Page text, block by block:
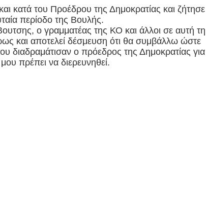
κατά του Προέδρου της Δημοκρατίας και ζήτησε
περίοδο της Βουλής.
ο γραμματέας της ΚΟ και άλλοι σε αυτή τη
και αποτελεί δέσμευση ότι θα συμβάλλω ώστε
ο πρόεδρος της Δημοκρατίας για
πρέπει να διερευνηθεί.